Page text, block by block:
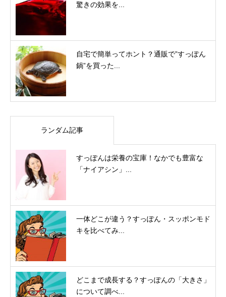
驚きの効果を...
自宅で簡単ってホント？通販で”すっぽん
鍋”を買った...
ランダム記事
すっぽんは栄養の宝庫！なかでも豊富な
「ナイアシン」...
一体どこが違う？すっぽん・スッポンモド
キを比べてみ...
どこまで成長する？すっぽんの「大きさ」
について調べ...